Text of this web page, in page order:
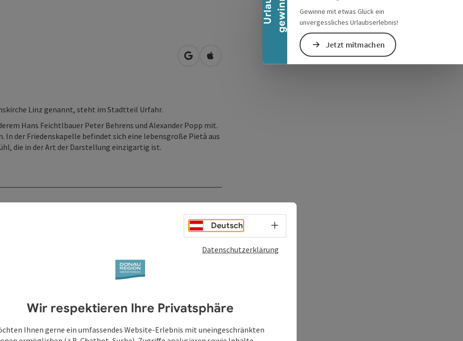
U
r
l
a
u
b
g
e
w
i
n
n
e
Gewinne mit etwas Glück ein
unvergessliches Urlaubserlebnis!
Jetzt mitmachen
in Google Maps öffnen
in Apple Maps öffnen
Linz genannt, steht im Stadtteil Urfahr.
Hans Feichtlbauer Peter Behrens und Alexander Popp mit.
In der Friedenskapelle befindet sich eine lebensgroße Pietà aus
die in der Art der Darstellung einzigartig ist.
Deutsch Sprachwahl - Menü öffnen
Datenschutzerklärung
Wir respektieren Ihre Privatsphäre
Ihnen gerne ein umfassendes Website-Erlebnis mit uneingeschränkten